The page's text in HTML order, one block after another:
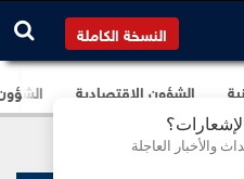
والأخبار العاجلة
النسخة الكاملة
الشؤون الإقتصادية